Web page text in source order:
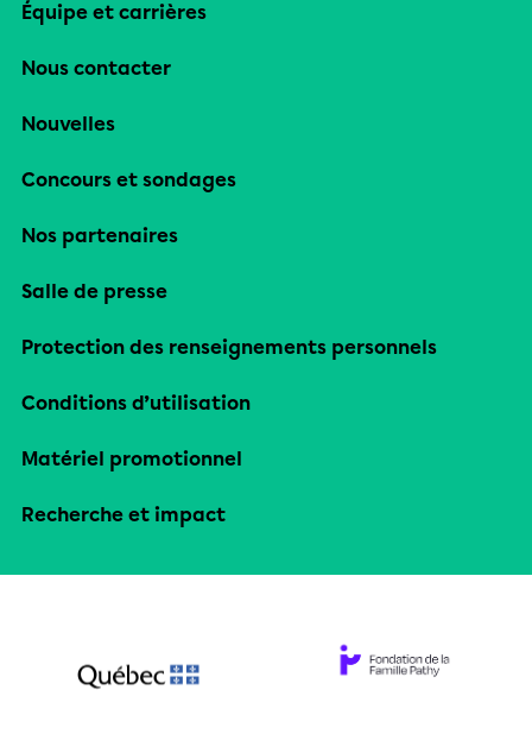
Équipe et carrières
Nous contacter
Nouvelles
Concours et sondages
Nos partenaires
Salle de presse
Protection des renseignements personnels
Conditions d’utilisation
Matériel promotionnel
Recherche et impact